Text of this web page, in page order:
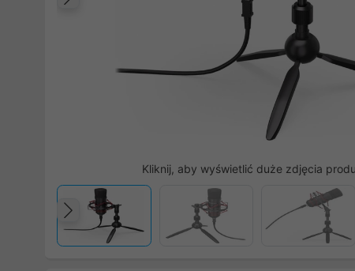
Kliknij, aby wyświetlić duże zdjęcia
Poprzedni